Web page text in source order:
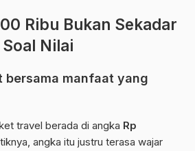
Ribu Bukan Sekadar
Nilai
bersama manfaat yang
travel berada di angka Rp
angka itu justru terasa wajar